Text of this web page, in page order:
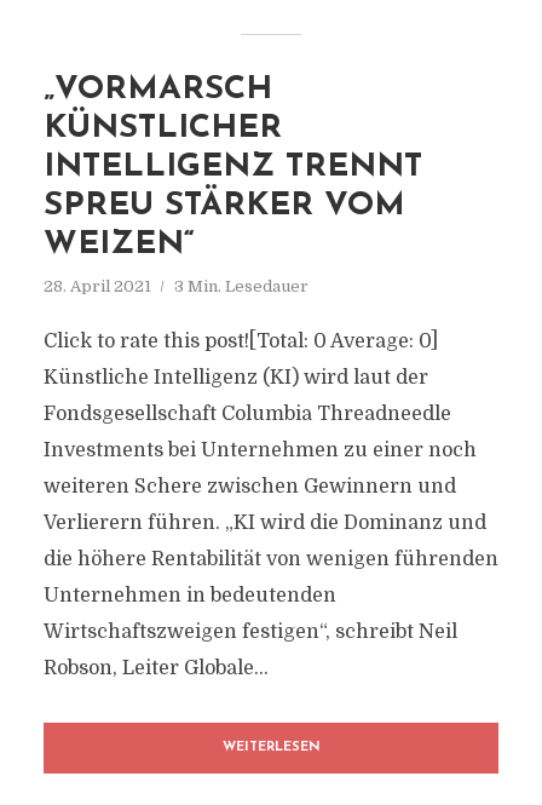
„VORMARSCH
KÜNSTLICHER
INTELLIGENZ TRENNT
SPREU STÄRKER VOM
WEIZEN“
28. April 2021 3 Min. Lesedauer
Click to rate this post![Total: 0 Average: 0]
Künstliche Intelligenz (KI) wird laut der
Fondsgesellschaft Columbia Threadneedle
Investments bei Unternehmen zu einer noch
weiteren Schere zwischen Gewinnern und
Verlierern führen. „KI wird die Dominanz und
die höhere Rentabilität von wenigen führenden
Unternehmen in bedeutenden
Wirtschaftszweigen festigen“, schreibt Neil
Robson, Leiter Globale...
WEITERLESEN